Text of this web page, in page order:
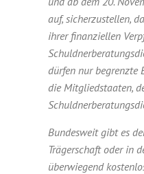
auf, sicherzustellen,
ihrer finanziellen
dürfen nur begrenzte
die Mitgliedstaaten,
Bundesweit gibt es
Trägerschaft oder in
überwiegend